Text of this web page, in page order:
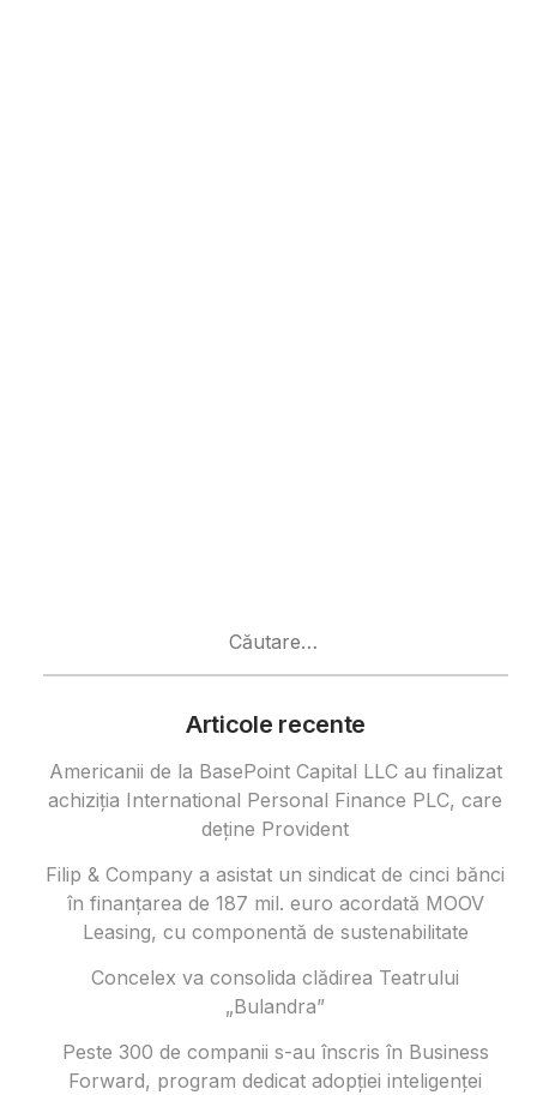
Articole recente
Americanii de la BasePoint Capital LLC au finalizat
achiziția International Personal Finance PLC, care
deține Provident
Filip & Company a asistat un sindicat de cinci bănci
în finanțarea de 187 mil. euro acordată MOOV
Leasing, cu componentă de sustenabilitate
Concelex va consolida clădirea Teatrului
„Bulandra”
Peste 300 de companii s-au înscris în Business
Forward, program dedicat adopției inteligenței